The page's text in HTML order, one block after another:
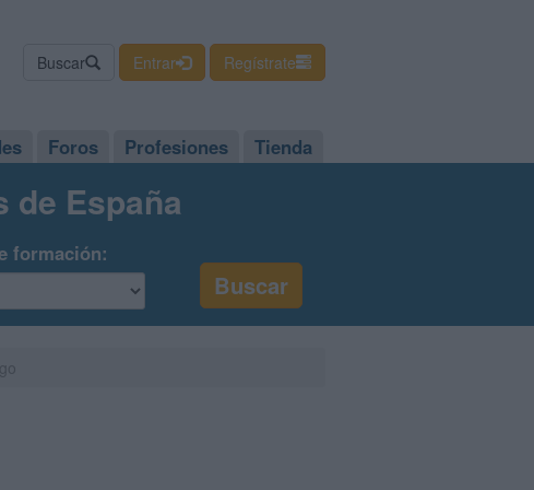
Buscar Entrar Regístrate
Foros Profesiones Tienda
de España
formación: